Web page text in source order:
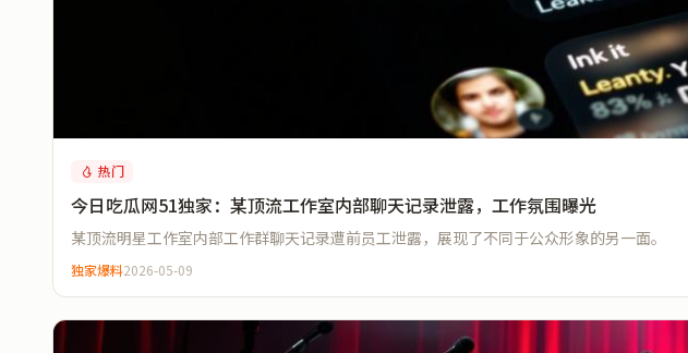
热门
今日吃瓜网51独家：某顶流工作室内部聊天记录泄露，工作氛围曝光
某顶流明星工作室内部工作群聊天记录遭前员工泄露，展现了不同于公众形象的另一面。
独家爆料2026-05-09